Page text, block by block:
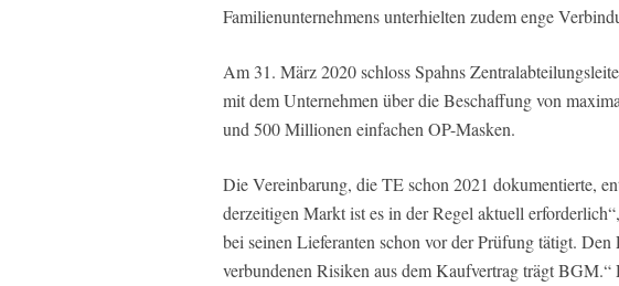
Familienunternehmens unterhielten zudem enge
Am 31. März 2020 schloss Spahns
mit dem Unternehmen über die Beschaffung von
und 500 Millionen einfachen OP-Masken.
Die Vereinbarung, die TE schon 2021 dokumentierte,
derzeitigen Markt ist es in der Regel aktuell
bei seinen Lieferanten schon vor der Prüfung tätigt. Den
verbundenen Risiken aus dem Kaufvertrag trägt